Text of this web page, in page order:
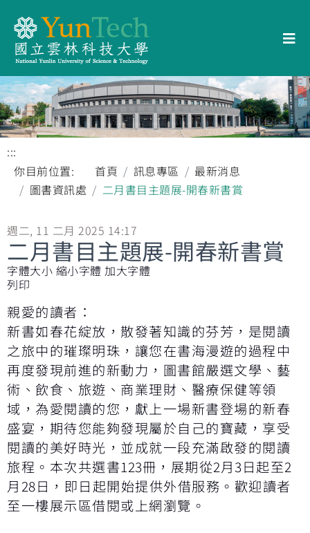
:::
你目前位置:
首頁 訊息專區
最新消息
圖書資訊處
二月書目主題展-開春新書賞
週二, 11 二月 2025 14:17
二月書目主題展-開春新書賞
字體大小 縮小字體 加大字體
列印
親愛的讀者：
新書如春花綻放，散發著知識的芬芳，是閱讀
之旅中的璀璨明珠，讓您在書海漫遊的過程中
再度發現前進的新動力，圖書館嚴選文學、藝
術、飲食、旅遊、商業理財、醫療保健等領
域，為愛閱讀的您，獻上一場新書登場的新春
盛宴，期待您能夠發現屬於自己的寶藏，享受
閱讀的美好時光，並成就一段充滿啟發的閱讀
旅程。本次共選書123冊，展期從2月3日起至2
月28日，即日起開始提供外借服務。歡迎讀者
至一樓展示區借閱或上網瀏覽。